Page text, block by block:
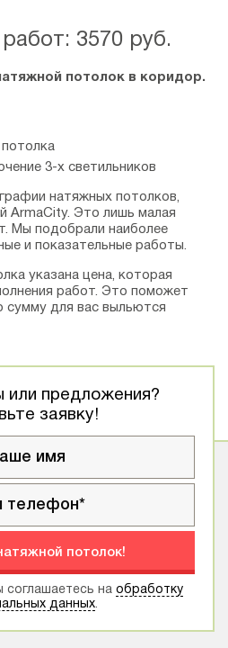
3570 руб.
потолок в коридор.
3-х светильников
натяжных потолков,
АrmaCity. Это лишь малая
Мы подобрали наиболее
и показательные работы.
указана цена, которая
работ. Это поможет
сумму для вас выльются
или предложения?
заявку!
потолок!
на обработку
данных.